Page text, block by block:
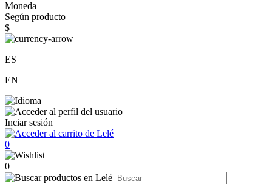
Moneda
Según producto
$
ES
EN
Inciar sesión
0
0